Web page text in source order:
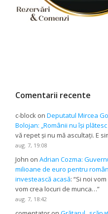
Comentarii recente
c-block onDeputatul Mircea
Bolojan: „Românii nu își
vă repet și nu mă ascultați. E
aug. 7, 19:08
John onAdrian Cozma:
milioane de euro pentru
investească acasă: “Si noi
vom crea locuri de munca…”
aug. 7, 18:42